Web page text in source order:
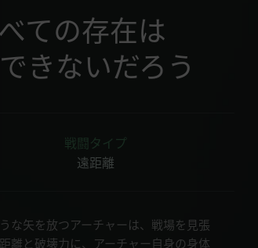
ての存在は
きないだろう
戦闘タイプ
遠距離
な矢を放つアーチャーは、戦場を見張
離と破壊力に、アーチャー自身の身体